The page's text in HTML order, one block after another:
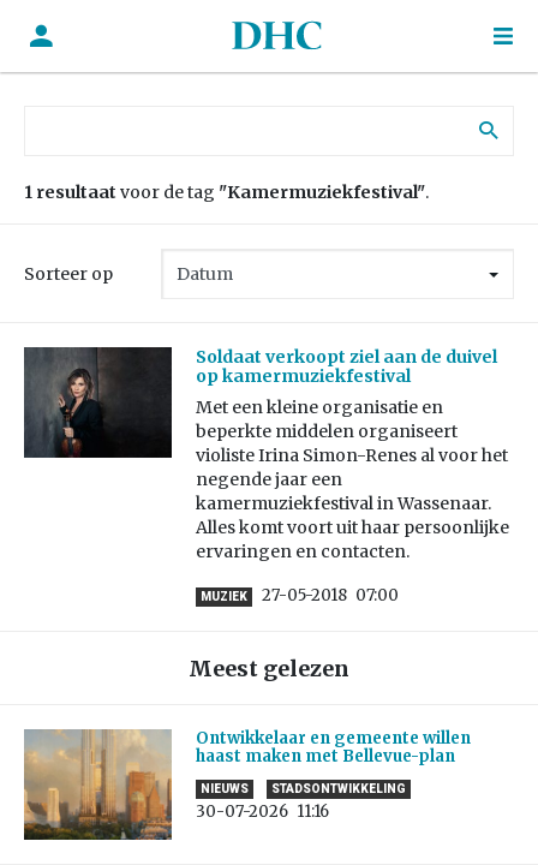
1 resultaat voor de tag "Kamermuziekfestival".
Sorteer op
Soldaat verkoopt ziel aan de duivel
op kamermuziekfestival
Met een kleine organisatie en
beperkte middelen organiseert
violiste Irina Simon-Renes al voor het
negende jaar een
kamermuziekfestival in Wassenaar.
Alles komt voort uit haar persoonlijke
ervaringen en contacten.
MUZIEK 27-05-2018 07:00
Meest gelezen
Ontwikkelaar en gemeente willen
haast maken met Bellevue-plan
NIEUWS STADSONTWIKKELING
30-07-2026 11:16